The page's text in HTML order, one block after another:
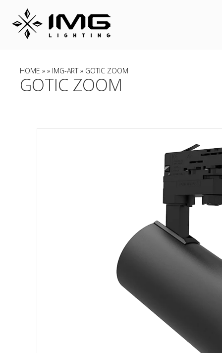
HOME » » IMG-ART» GOTIC ZOOM
GOTIC ZOOM